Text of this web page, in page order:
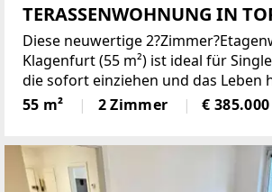
TERASSENWOHNUNG IN
Diese neuwertige
Klagenfurt (55 m²) ist ideal für
die sofort einziehen und das Leben
und naturnah genießen möchten.
Ausrichtung sorgt für
55 m² 2 Zimmer € 385.000